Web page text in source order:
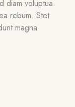
diam voluptua.
rebum. Stet
magna